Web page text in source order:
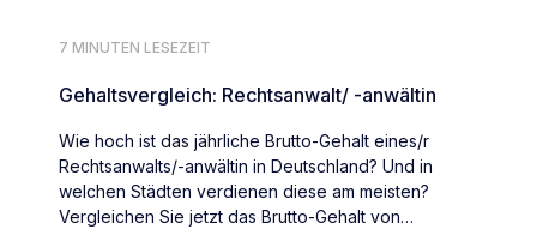
7 MINUTEN LESEZEIT
Gehaltsvergleich: Rechtsanwalt/ -anwältin
Wie hoch ist das jährliche Brutto-Gehalt eines/r
Rechtsanwalts/-anwältin in Deutschland? Und in
welchen Städten verdienen diese am meisten?
Vergleichen Sie jetzt das Brutto-Gehalt von